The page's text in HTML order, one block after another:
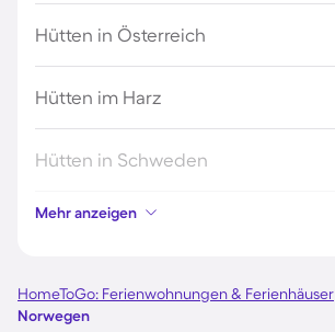
Hütten in Österreich
Hütten im Harz
Hütten in Schweden
Hütten in Italien
Hütten in Holland
Mehr anzeigen
HomeToGo: Ferienwohnungen & Ferienhäuser
Norwegen